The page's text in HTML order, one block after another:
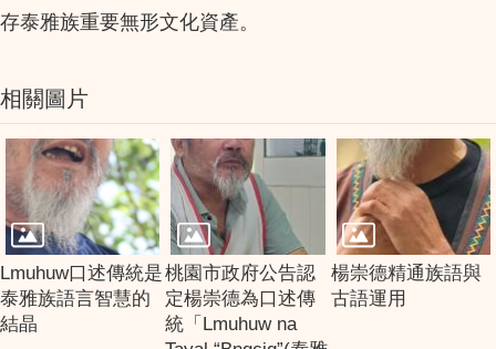
存泰雅族重要無形文化資產。
相關圖片
Lmuhuw口述傳統是
泰雅族語言智慧的
結晶
桃園市政府公告認
定楊崇德為口述傳
統「Lmuhuw na
楊崇德精通族語與
古語運用